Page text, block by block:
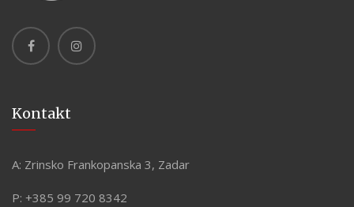
Kontakt
A: Zrinsko Frankopanska 3, Zadar
P: +385 99 720 8342